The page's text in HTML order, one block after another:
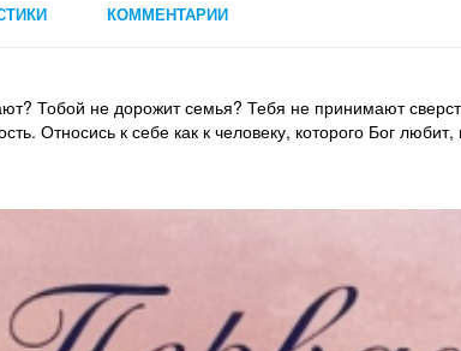
КОММЕНТАРИИ
Тобой не дорожит семья? Тебя не принимают
Относись к себе как к человеку, которого Бог любит,